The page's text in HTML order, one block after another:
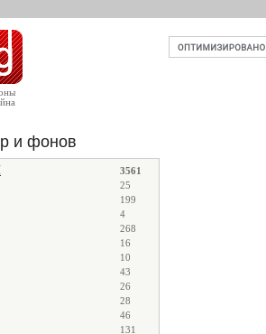
и фонов
3561
25
199
4
268
16
10
43
26
28
46
131